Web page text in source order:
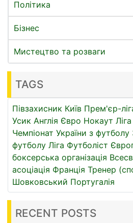
Політика
Бізнес
Мистецтво та розваги
TAGS
Півзахисник Київ Прем'єр-
Усик Англія Євро Нокаут
Чемпіонат України з футболу
футболу Ліга Футболіст
боксерська організація
асоціація Франція Тренер
Шовковський Португалія
RECENT POSTS